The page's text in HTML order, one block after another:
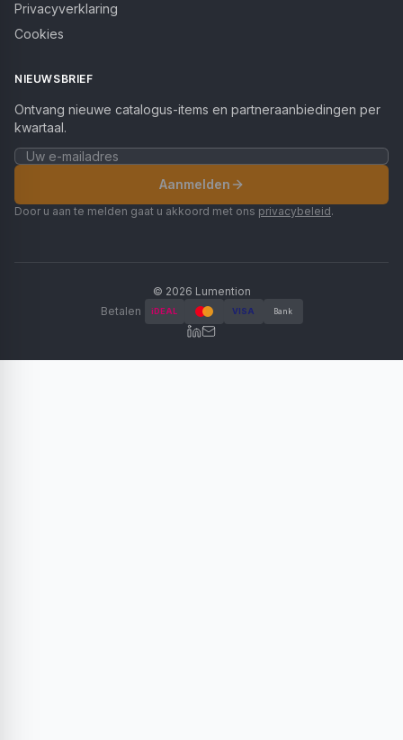
Privacyverklaring
Cookies
NIEUWSBRIEF
Ontvang nieuwe catalogus-items en partneraanbiedingen per
kwartaal.
Aanmelden
Door u aan te melden gaat u akkoord met ons privacybeleid.
© 2026 Lumention
Betalen
iDEAL VISA Bank